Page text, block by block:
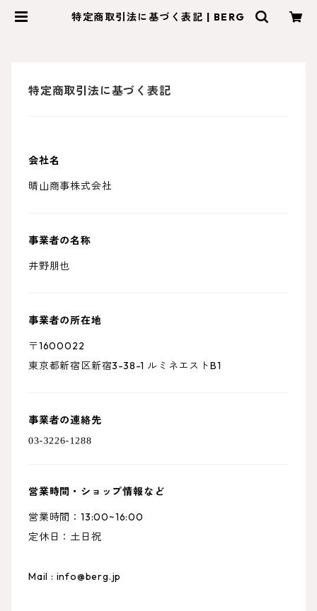
特定商取引法に基づく表記 | BERG
特定商取引法に基づく表記
会社名
晴山商事株式会社
事業者の名称
井野朋也
事業者の所在地
〒1600022
東京都新宿区新宿3-38-1 ルミネエストB1
事業者の連絡先
営業時間・ショップ情報など
営業時間：13:00~16:00
定休日：土日祝
Mail : info@berg.jp